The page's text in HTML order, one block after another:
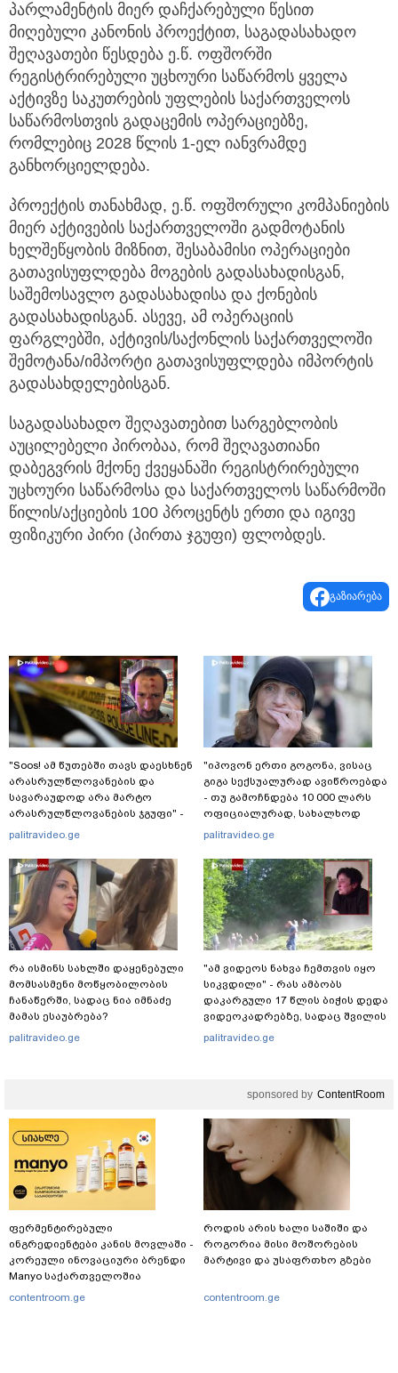
პარლამენტის მიერ დაჩქარებული წესით
მიღებული კანონის პროექტით, საგადასახადო
შეღავათები წესდება ე.წ. ოფშორში
რეგისტრირებული უცხოური საწარმოს ყველა
აქტივზე საკუთრების უფლების საქართველოს
საწარმოსთვის გადაცემის ოპერაციებზე,
რომლებიც 2028 წლის 1-ელ იანვრამდე
განხორციელდება.
პროექტის თანახმად, ე.წ. ოფშორული კომპანიების
მიერ აქტივების საქართველოში გადმოტანის
ხელშეწყობის მიზნით, შესაბამისი ოპერაციები
გათავისუფლდება მოგების გადასახადისგან,
საშემოსავლო გადასახადისა და ქონების
გადასახადისგან. ასევე, ამ ოპერაციის
ფარგლებში, აქტივის/საქონლის საქართველოში
შემოტანა/იმპორტი გათავისუფლდება იმპორტის
გადასახდელებისგან.
საგადასახადო შეღავათებით სარგებლობის
აუცილებელი პირობაა, რომ შეღავათიანი
დაბეგვრის მქონე ქვეყანაში რეგისტრირებული
უცხოური საწარმოსა და საქართველოს საწარმოში
წილის/აქციების 100 პროცენტს ერთი და იგივე
ფიზიკური პირი (პირთა ჯგუფი) ფლობდეს.
გაზიარება
"Soos! ამ წუთებში თავს დაესხნენ
არასრულწლოვანების და
სავარაუდოდ არა მარტო
არასრულწლოვანების ჯგუფი" -
რა ინფორმაციას ავრცელებს
palitravideo.ge
რა ისმინს სახლში დაყენებული
მომსასმენი მოწყობილობის
ჩანაწერში, სადაც ნია იმნაძე
მამას ესაუბრება?
palitravideo.ge
"იპოვონ ერთი გოგონა, ვისაც
გიგა სექსუალურად ავიწროებდა
- თუ გამოჩნდება 10 000 ლარს
ოფიციალურად, სახალხოდ
გადავცემ" - ეკა კუპატაძე
palitravideo.ge
"ამ ვიდეოს ნახვა ჩემთვის იყო
სიკვდილი" - რას ამბობს
დაკარგული 17 წლის ბიჭის დედა
ვიდეოკადრებზე, სადაც შვილის
განწირული ვედრების ხმა
palitravideo.ge
sponsored by ContentRoom
ფერმენტირებული
ინგრედიენტები კანის მოვლაში -
კორეული ინოვაციური ბრენდი
Manyo საქართველოშია
contentroom.ge
როდის არის ხალი საშიში და
როგორია მისი მოშორების
მარტივი და უსაფრთხო გზები
contentroom.ge